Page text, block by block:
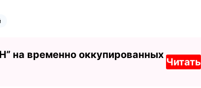
на временно оккупированных
Читать